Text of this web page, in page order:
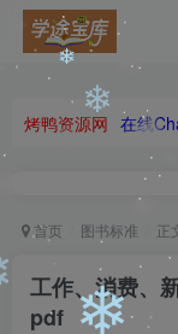
烤鸭资源网 在线
首页 图书标准 正
工作、消费、
pdf
❄
❄